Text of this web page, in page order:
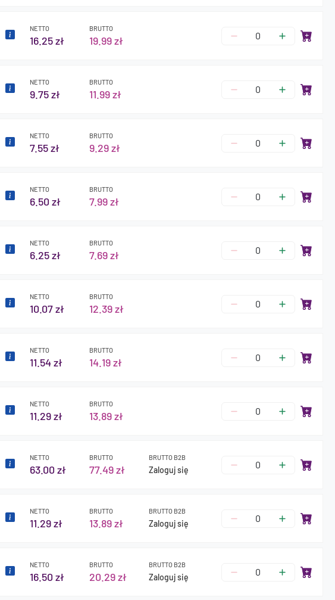
NETTO
16.25 zł
BRUTTO
19.99 zł
NETTO
9.75 zł
BRUTTO
11.99 zł
NETTO
7.55 zł
BRUTTO
9.29 zł
NETTO
6.50 zł
BRUTTO
7.99 zł
NETTO
6.25 zł
BRUTTO
7.69 zł
NETTO
10.07 zł
BRUTTO
12.39 zł
NETTO
11.54 zł
BRUTTO
14.19 zł
NETTO
11.29 zł
BRUTTO
13.89 zł
NETTO
63.00 zł
BRUTTO
77.49 zł
BRUTTO B2B
Zaloguj się
NETTO
11.29 zł
BRUTTO
13.89 zł
BRUTTO B2B
Zaloguj się
NETTO
16.50 zł
BRUTTO
20.29 zł
BRUTTO B2B
Zaloguj się